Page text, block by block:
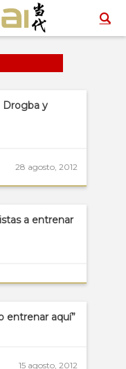
Drogba y
28 agosto, 2012
a entrenar
entrenar aquí”
15 agosto, 2012